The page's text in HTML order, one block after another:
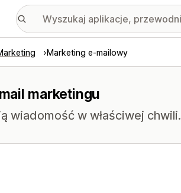
Marketing e-mailowy
marketingu
wiadomość w właściwej chwili.